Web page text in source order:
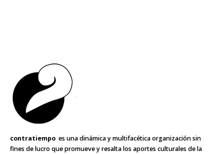
contratiempo es una dinámica y multifacética organización sin
fines de lucro que promueve y resalta los aportes culturales de la